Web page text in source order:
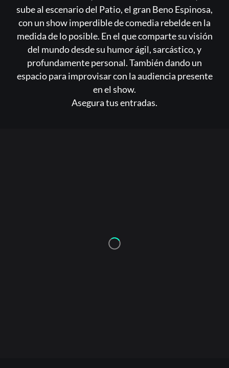
sube al escenario del Patio, el gran Beno Espinosa,
con un show imperdible de comedia rebelde en la
medida de lo posible. En el que comparte su visión
del mundo desde su humor ágil, sarcástico, y
profundamente personal. También dando un
espacio para improvisar con la audiencia presente
en el show.
Asegura tus entradas.